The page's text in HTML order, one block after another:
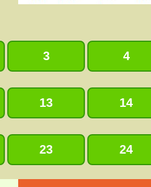
3 4
13 14
23 24